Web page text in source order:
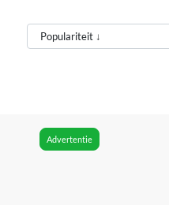
Advertentie